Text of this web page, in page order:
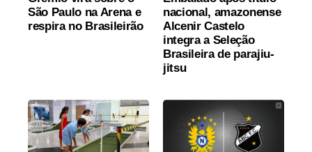
São Paulo na Arena e
respira no Brasileirão
nacional, amazonense
Alcenir Castelo
integra a Seleção
Brasileira de parajiu-
jitsu